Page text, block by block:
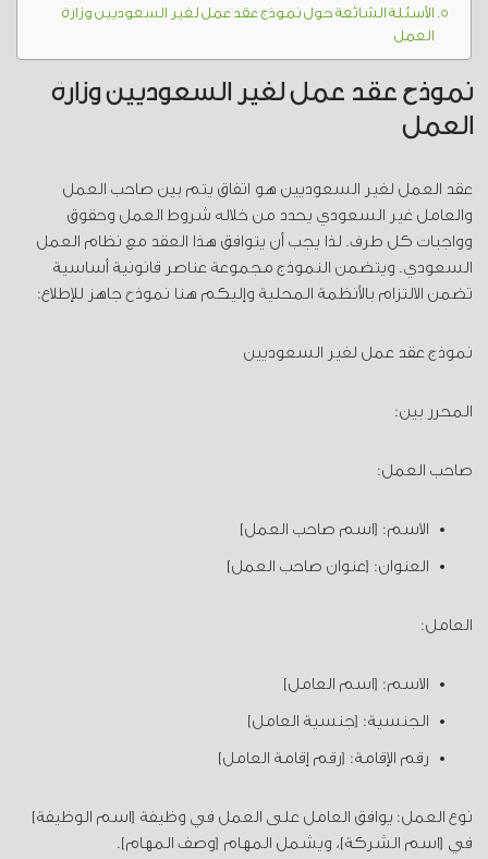
الأسئلة الشائعة حول نموذج عقد عمل لغير السعوديين وزارة
العمل
نموذج عقد عمل لغير السعوديين وزارة
العمل
عقد العمل لغير السعوديين هو اتفاق يتم بين صاحب العمل
والعامل غير السعودي يحدد من خلاله شروط العمل وحقوق
وواجبات كل طرف. لذا يجب أن يتوافق هذا العقد مع نظام العمل
السعودي. ويتضمن النموذج مجموعة عناصر قانونية أساسية
تضمن الالتزام بالأنظمة المحلية وإليكم هنا نموذح جاهز للإطلاع:
نموذج عقد عمل لغير السعوديين
المحرر بين:
صاحب العمل:
الاسم: [اسم صاحب العمل]
العنوان: [عنوان صاحب العمل]
العامل:
الاسم: [اسم العامل]
الجنسية: [جنسية العامل]
رقم الإقامة: [رقم إقامة العامل]
نوع العمل: يوافق العامل على العمل في وظيفة [اسم الوظيفة]
في [اسم الشركة]، ويشمل المهام [وصف المهام].